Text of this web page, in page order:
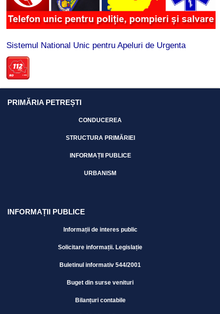
Sistemul National Unic pentru Apeluri de Urgenta
PRIMĂRIA PETREȘTI
CONDUCEREA
STRUCTURA PRIMĂRIEI
INFORMAȚII PUBLICE
URBANISM
INFORMAȚII PUBLICE
Informații de interes public
Solicitare informații. Legislație
Buletinul informativ 544/2001
Buget din surse venituri
Bilanțuri contabile